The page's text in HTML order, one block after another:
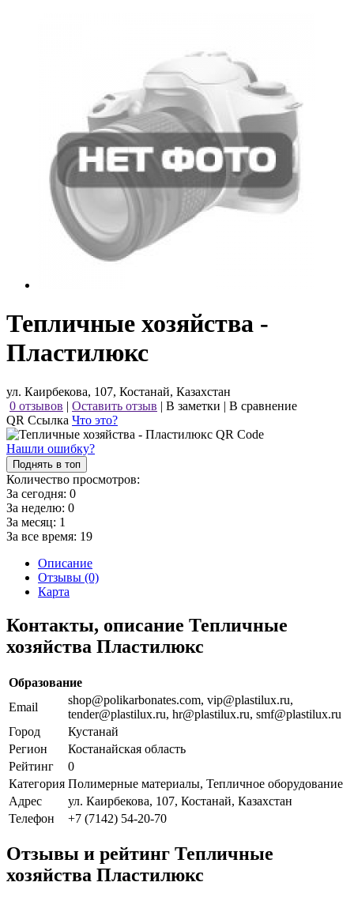
Тепличные хозяйства -
Пластилюкс
ул. Каирбекова, 107, Костанай, Казахстан
0 отзывов | Оставить отзыв | В заметки | В сравнение
QR Ссылка Что это?
Нашли ошибку?
Поднять в топ
Количество просмотров:
За сегодня: 0
За неделю: 0
За месяц: 1
За все время: 19
Описание
Отзывы (0)
Карта
Контакты, описание Тепличные
хозяйства Пластилюкс
Образование
Email
shop@polikarbonates.com, vip@plastilux.ru,
tender@plastilux.ru, hr@plastilux.ru, smf@plastilux.ru
Город
Кустанай
Регион
Костанайская область
Рейтинг
0
Категория Полимерные материалы, Тепличное оборудование
Адрес
ул. Каирбекова, 107, Костанай, Казахстан
Телефон
+7 (7142) 54-20-70
Отзывы и рейтинг Тепличные
хозяйства Пластилюкс